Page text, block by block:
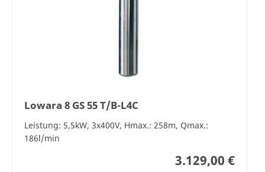
Lowara 8 GS 55 T/B-L4C
Leistung: 5,5kW, 3x400V, Hmax.: 258m, Qmax.:
186l/min
3.129,00 €